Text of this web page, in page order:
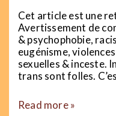
Cet article est une
Avertissement de
& psychophobie,
eugénisme,
sexuelles & inceste.
trans sont folles.
LES
Read more »